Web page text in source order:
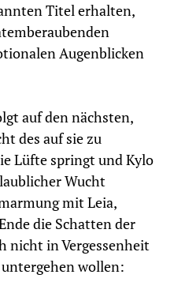
Titel erhalten,
Augenblicken
auf den nächsten,
des auf sie zu
Lüfte springt und Kylo
Wucht
mit Leia,
die Schatten der
nicht in Vergessenheit
wollen: